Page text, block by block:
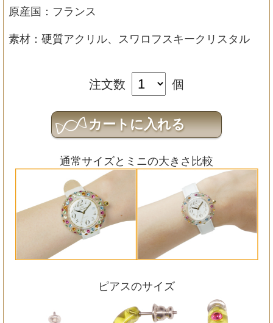
原産国：フランス
素材：硬質アクリル、スワロフスキークリスタル
注文数 個
通常サイズとミニの大きさ比較
ピアスのサイズ